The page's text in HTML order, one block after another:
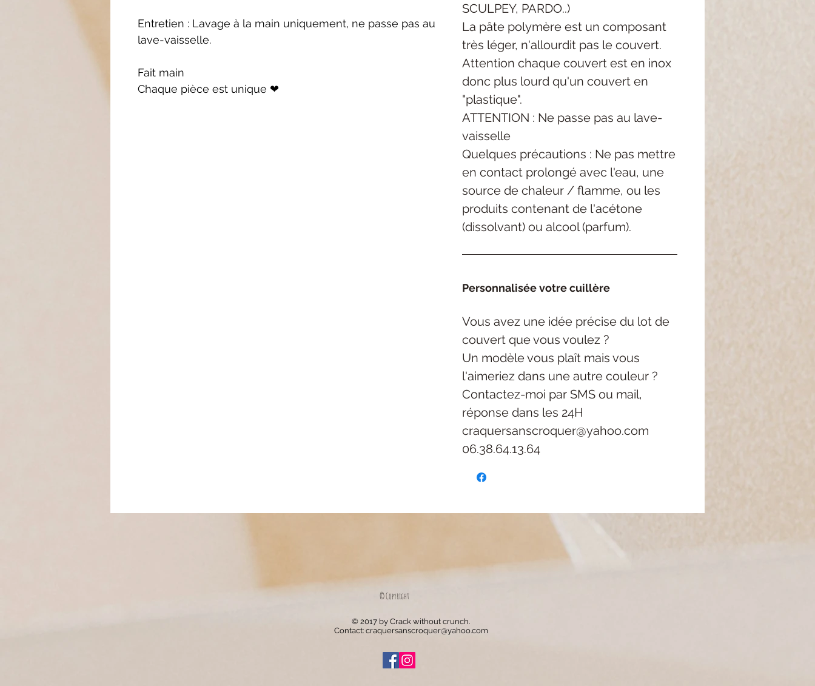
Entretien : Lavage à la main uniquement, ne passe pas au
lave-vaisselle.
Fait main
Chaque pièce est unique ❤
SCULPEY, PARDO..)
La pâte polymère est un composant
très léger, n'allourdit pas le couvert.
Attention chaque couvert est en inox
donc plus lourd qu'un couvert en
"plastique".
ATTENTION : Ne passe pas au lave-
vaisselle
Quelques précautions : Ne pas mettre
en contact prolongé avec l'eau, une
source de chaleur / flamme, ou les
produits contenant de l'acétone
(dissolvant) ou alcool (parfum).
Personnalisée votre cuillère
Vous avez une idée précise du lot de
couvert que vous voulez ?
Un modèle vous plaît mais vous
l'aimeriez dans une autre couleur ?
Contactez-moi par SMS ou mail,
réponse dans les 24H
craquersanscroquer@yahoo.com
06.38.64.13.64
© 2017 by Crack without crunch.
Contact: craquersanscroquer@yahoo.com
© Copyright